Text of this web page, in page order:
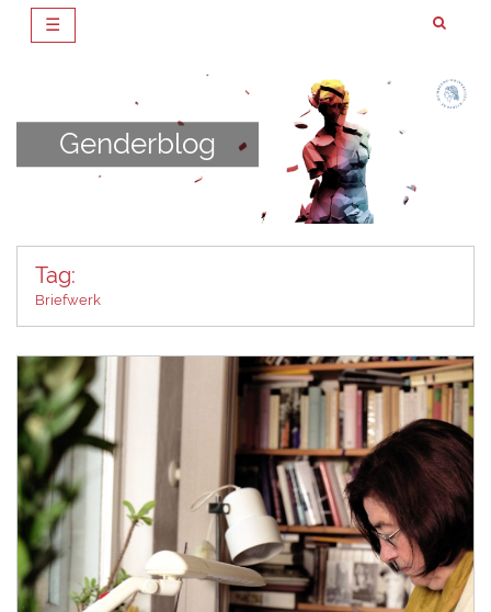
☰
Genderblog
Tag:
Briefwerk